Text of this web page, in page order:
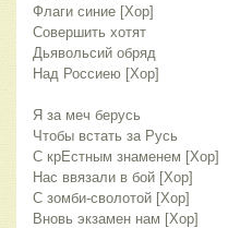
Флаги синие [Хор]
Совершить хотят
Дьявольсий обряд
Над Россиею [Хор]
Я за меч берусь
Чтобы встать за Русь
С крЕстным знаменем [Хор]
Нас ввязали в бой [Хор]
С зомби-сволотой [Хор]
Вновь экзамен нам [Хор]